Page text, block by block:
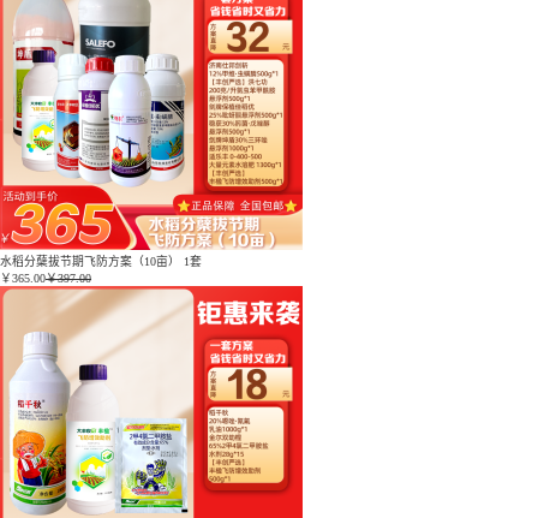
水稻分蘖拔节期飞防方案（10亩） 1套
￥365.00￥397.00